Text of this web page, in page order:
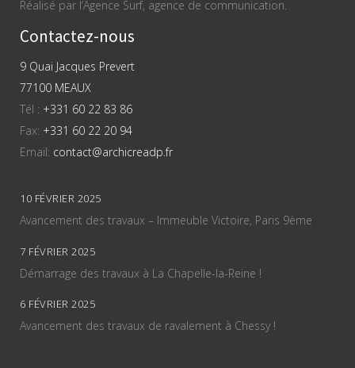
Réalisé par l’Agence Surf, agence de communication.
Contactez-nous
9 Quai Jacques Prevert
77100 MEAUX
Tél : +331 60 22 83 86
Fax: +331 60 22 20 94
Email: contact@archicreadp.fr
10 FÉVRIER 2025
Avancement des travaux – Immeuble Victoire, Paris 9ème
7 FÉVRIER 2025
Démarrage des travaux à La Chapelle-la-Reine !
6 FÉVRIER 2025
Avancement des travaux de ravalement à Chessy !